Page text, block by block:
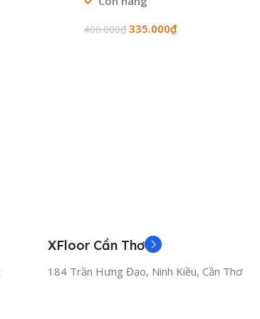
400.000₫ 335.000₫
XFloor Cần Thơ
184 Trần Hưng Đạo, Ninh Kiều, Cần Thơ